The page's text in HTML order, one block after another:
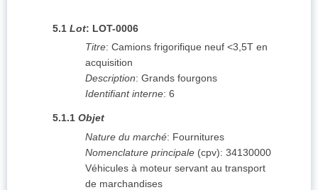
5.1 Lot: LOT-0006
Titre: Camions frigorifique neuf <3,5T en
acquisition
Description: Grands fourgons
Identifiant interne: 6
5.1.1 Objet
Nature du marché: Fournitures
Nomenclature principale (cpv): 34130000
Véhicules à moteur servant au transport
de marchandises